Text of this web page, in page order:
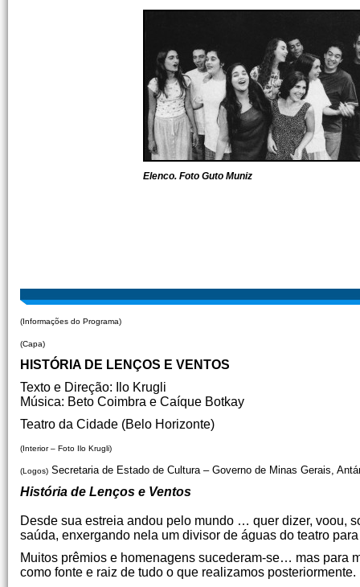
Elenco. Foto Guto Muniz
(Informações do Programa)
(Capa)
HISTÓRIA DE LENÇOS E VENTOS
Texto e Direção: Ilo Krugli
Música: Beto Coimbra e Caíque Botkay
Teatro da Cidade (Belo Horizonte)
(Interior – Foto Ilo Krugli)
(Logos) Secretaria de Estado de Cultura – Governo de Minas Gerais,
História de Lenços e Ventos
Desde sua estreia andou pelo mundo … quer dizer, voou,
saúda, enxergando nela um divisor de águas do teatro
Muitos prêmios e homenagens sucederam-se… mas para
como fonte e raiz de tudo o que realizamos posteriormente.